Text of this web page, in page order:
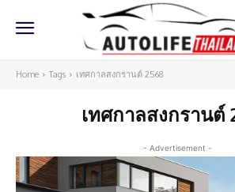
Home Tags เทศกาลสงกรานต์ 2568
เทศกาลสงกรานต์
- Advertisement -